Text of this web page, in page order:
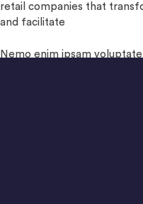
retail companies that
and facilitate
Nemo enim ipsam